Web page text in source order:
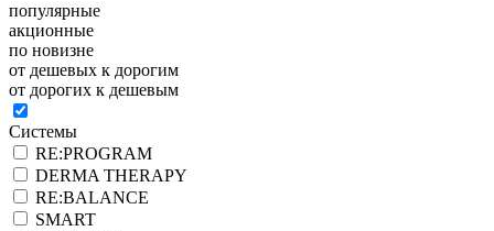
популярные
акционные
по новизне
от дешевых к дорогим
от дорогих к дешевым
Системы
RE:PROGRAM
DERMA THERAPY
RE:BALANCE
SMART